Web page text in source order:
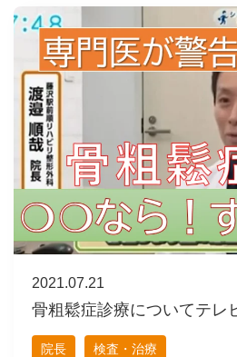
2021.07.21
骨粗鬆症診療についてテレ
院長 検査・治療